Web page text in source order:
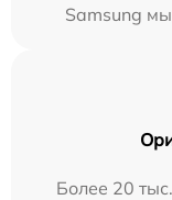
Samsung
Более 20